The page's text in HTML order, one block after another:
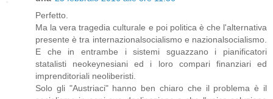
Perfetto.
Ma la vera tragedia culturale e poi politica è che l'alternativa
presente è tra internazionalsocialismo e nazionalsocialismo.
E che in entrambe i sistemi sguazzano i pianificatori
statalisti neokeynesiani ed i loro compari finanziari ed
imprenditoriali neoliberisti.
Solo gli "Austriaci" hanno ben chiaro che il problema è il